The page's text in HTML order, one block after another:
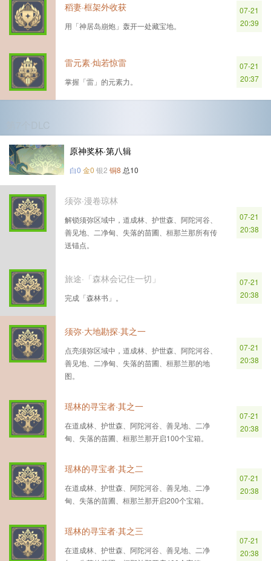
稻妻·框架外收获
用「神居岛崩炮」轰开一处藏宝地。
07-21
20:39
雷元素·灿若惊雷
掌握「雷」的元素力。
07-21
20:37
原神奖杯·第八辑
白0 金0 银2 铜8 总10
须弥·漫卷琼林
解锁须弥区域中，道成林、护世森、阿陀河谷、
善见地、二净甸、失落的苗圃、桓那兰那所有传
送锚点。
07-21
20:38
旅途·「森林会记住一切」
完成「森林书」。
07-21
20:38
须弥·大地勘探·其之一
点亮须弥区域中，道成林、护世森、阿陀河谷、
善见地、二净甸、失落的苗圃、桓那兰那的地
图。
07-21
20:38
瑶林的寻宝者·其之一
在道成林、护世森、阿陀河谷、善见地、二净
甸、失落的苗圃、桓那兰那开启100个宝箱。
07-21
20:38
瑶林的寻宝者·其之二
在道成林、护世森、阿陀河谷、善见地、二净
甸、失落的苗圃、桓那兰那开启200个宝箱。
07-21
20:38
瑶林的寻宝者·其之三
在道成林、护世森、阿陀河谷、善见地、二净
07-21
20:38